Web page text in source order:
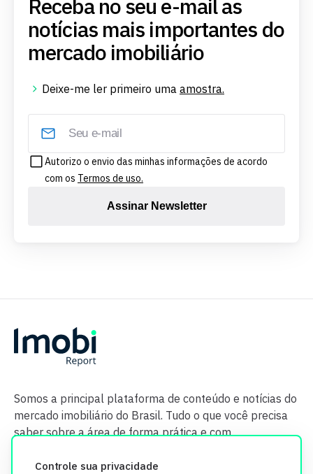
Controle sua privacidade
Receba no seu e-mail as
notícias mais importantes do
mercado imobiliário
Deixe-me ler primeiro uma amostra.
Autorizo o envio das minhas informações de acordo
com os Termos de uso.
Assinar Newsletter
Somos a principal plataforma de conteúdo e notícias do
mercado imobiliário do Brasil. Tudo o que você precisa
saber sobre a área de forma prática e com